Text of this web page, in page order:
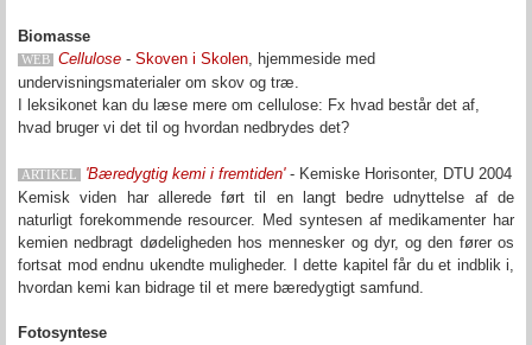
Biomasse
WEB Cellulose - Skoven i Skolen, hjemmeside med
undervisningsmaterialer om skov og træ.
I leksikonet kan du læse mere om cellulose: Fx hvad består det af,
hvad bruger vi det til og hvordan nedbrydes det?
ARTIKEL 'Bæredygtig kemi i fremtiden' - Kemiske Horisonter, DTU 2004
Kemisk viden har allerede ført til en langt bedre udnyttelse af de
naturligt forekommende resourcer. Med syntesen af medikamenter har
kemien nedbragt dødeligheden hos mennesker og dyr, og den fører os
fortsat mod endnu ukendte muligheder. I dette kapitel får du et indblik i,
hvordan kemi kan bidrage til et mere bæredygtigt samfund.
Fotosyntese